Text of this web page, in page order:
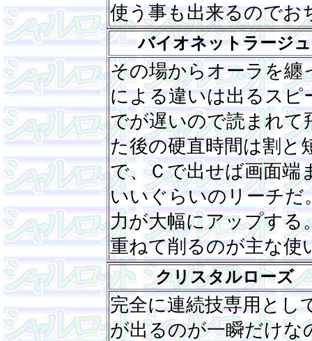
使う事も出来るのでお
バイオネットラージュ
その場からオーラを纏
による違いは出るスピ
でが遅いので読まれて
た後の硬直時間は割と
で、Ｃで出せば画面端
いいぐらいのリーチだ
力が大幅にアップする
重ねて削るのが主な使
クリスタルローズ
完全に連続技専用とし
が出るのが一瞬だけな